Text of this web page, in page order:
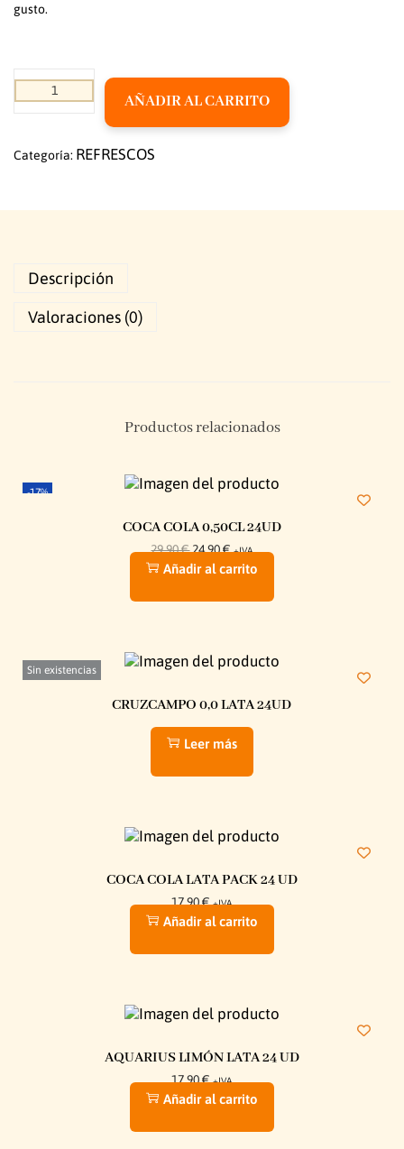
gusto.
AÑADIR AL CARRITO
Categoría: REFRESCOS
Descripción
Valoraciones (0)
Productos relacionados
-17%
COCA COLA 0,50CL 24UD
29,90€24,90€ +IVA
Añadir al carrito
Sin existencias
CRUZCAMPO 0,0 LATA 24UD
Leer más
COCA COLA LATA PACK 24 UD
17,90€ +IVA
Añadir al carrito
AQUARIUS LIMÓN LATA 24 UD
17,90€ +IVA
Añadir al carrito